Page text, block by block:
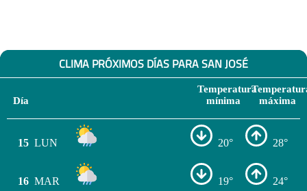
CLIMA PRÓXIMOS DÍAS PARA SAN JOSÉ
Día
Temperatura
mínima
máxima
15 LUN 20° 28°
16 MAR 19° 24°